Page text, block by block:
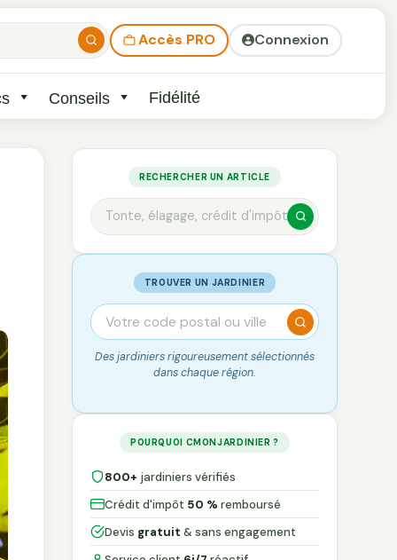
Accès PRO Connexion
Conseils Fidélité
RECHERCHER UN ARTICLE
TROUVER UN JARDINIER
Des jardiniers rigoureusement sélectionnés
dans chaque région.
POURQUOI CMONJARDINIER ?
800+ jardiniers vérifiés
Crédit d'impôt 50 % remboursé
Devis gratuit & sans engagement